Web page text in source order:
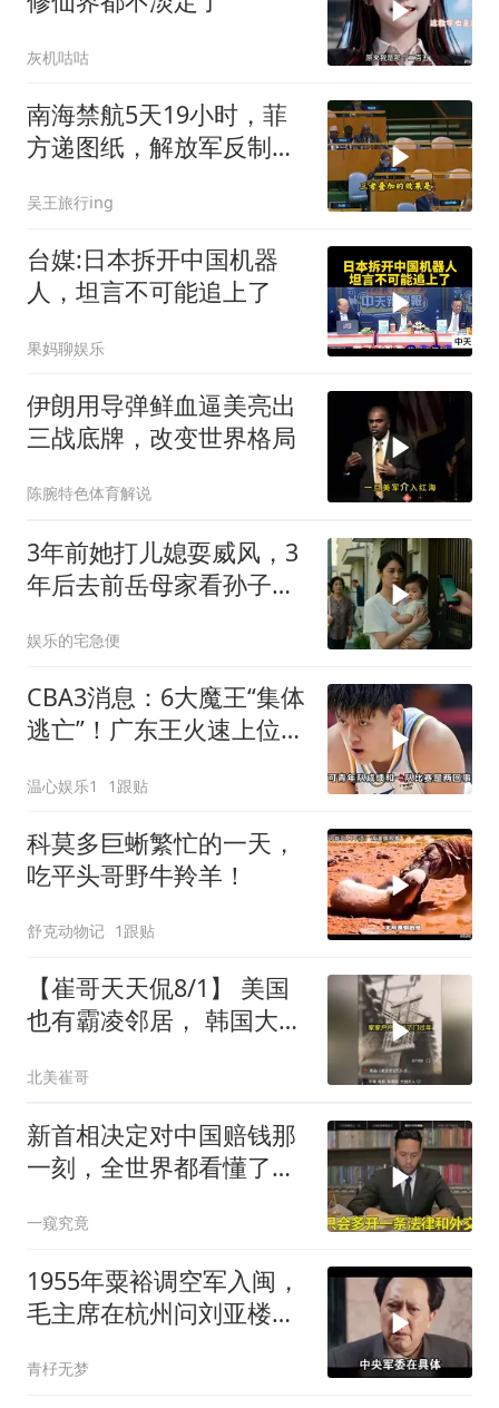
灰机咕咕
南海禁航5天19小时，菲
方递图纸，解放军反制组
吴王旅行ing
台媒:日本拆开中国机器
人，坦言不可能追上了
果妈聊娱乐
伊朗用导弹鲜血逼美亮出
三战底牌，改变世界格局
陈腕特色体育解说
3年前她打儿媳耍威风，3
年后去前岳母家看孙子，
娱乐的宅急便
CBA3消息：6大魔王“集体
逃亡”！广东王火速上位，
温心娱乐1 1跟贴
科莫多巨蜥繁忙的一天，
吃平头哥野牛羚羊！
舒克动物记 1跟贴
【崔哥天天侃8/1】 美国
也有霸凌邻居， 韩国大爷
北美崔哥
新首相决定对中国赔钱那
一刻，全世界都看懂了：
一窥究竟
1955年粟裕调空军入闽，
毛主席在杭州问刘亚楼：
青杍无梦